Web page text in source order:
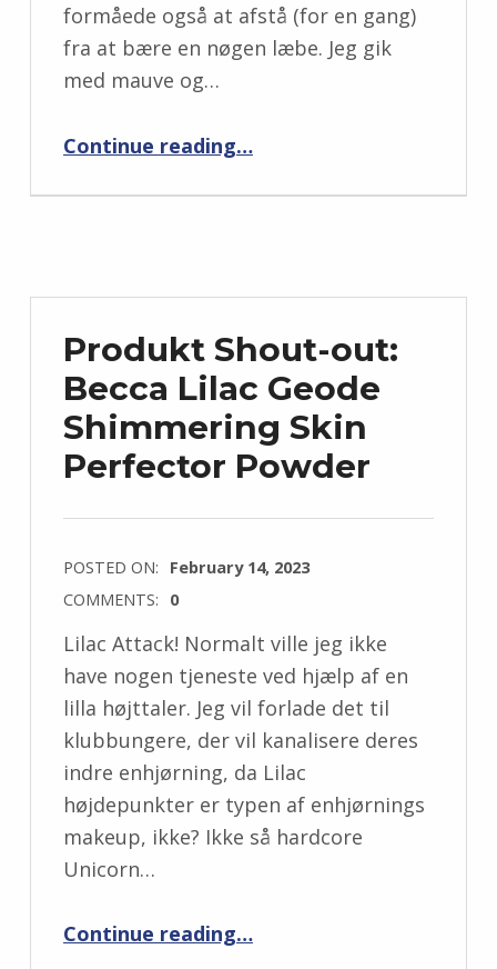
formåede også at afstå (for en gang)
fra at bære en nøgen læbe. Jeg gik
med mauve og…
Continue reading…
Produkt Shout-out:
Becca Lilac Geode
Shimmering Skin
Perfector Powder
POSTED ON: February 14, 2023
COMMENTS: 0
Lilac Attack! Normalt ville jeg ikke
have nogen tjeneste ved hjælp af en
lilla højttaler. Jeg vil forlade det til
klubbungere, der vil kanalisere deres
indre enhjørning, da Lilac
højdepunkter er typen af ​​enhjørnings
makeup, ikke? Ikke så hardcore
Unicorn…
Continue reading“Produkt Shout-out: Becca Lilac Geode Shimmering Skin Perfector Powder”
…